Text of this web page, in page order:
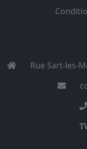
Rue Sart-les-